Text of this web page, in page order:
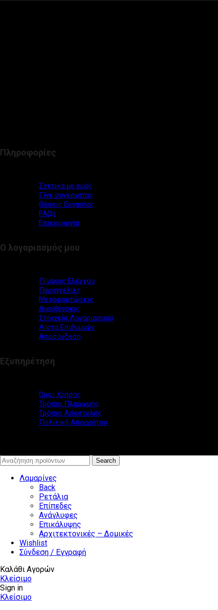
Πληροφορίες
Σχετικά με εμάς
Γίνε συνεργάτης
Θέσεις Εργασίας
FAQs
Επικοινωνία
Ο λογαριασμός μου
Πίνακας Ελέγχου
Παραγγελίες
Μεταφορτώσεις
Διευθύνσεις
Στοιχεία Λογαριασμού
Λίστα Επιθυμιών
Αποσύνδεση
Εξυπηρέτηση
Όροι Χρήσης
Τρόποι Πληρωμής
Τρόποι Αποστολής
Πολιτική Απορρήτου
Search
Λαμαρίνες
Back
Ρετάλια
Επίπεδες
Ανάγλυφες
Επικάλυψης
Αρχιτεκτονικές – Δομικές
Wishlist
Σύνδεση / Εγγραφή
Καλάθι Αγορών
Κλείσιμο
Sign in
Κλείσιμο